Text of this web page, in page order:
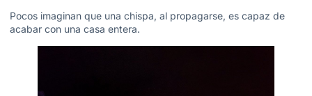
Pocos imaginan que una chispa, al propagarse, es capaz de
acabar con una casa entera.